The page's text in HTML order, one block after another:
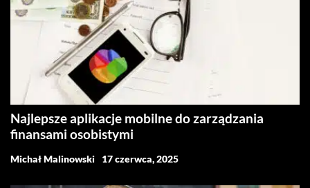
Najlepsze aplikacje mobilne do zarządzania
finansami osobistymi
Michał Malinowski 17 czerwca, 2025